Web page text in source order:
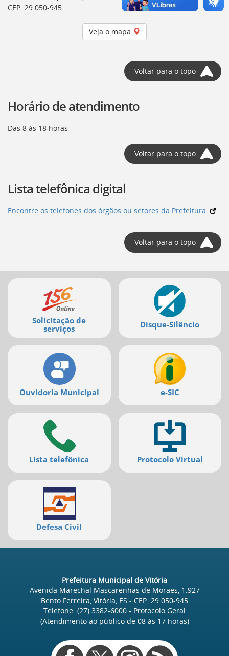
CEP: 29.050-945
Veja o mapa
Voltar para o topo
Horário de atendimento
Das 8 às 18 horas
Voltar para o topo
Lista telefônica digital
Encontre os telefones dos órgãos ou setores da Prefeitura.
Voltar para o topo
Mais
serviços
Solicitação de
serviços
Disque-Silêncio
Ouvidoria Municipal e-SIC
Lista telefônica Protocolo Virtual
Defesa Civil
Prefeitura Municipal de Vitória
Avenida Marechal Mascarenhas de Moraes, 1.927
Bento Ferreira, Vitória, ES - CEP: 29.050-945
Telefone: (27) 3382-6000 - Protocolo Geral
(Atendimento ao público de 08às 17horas)